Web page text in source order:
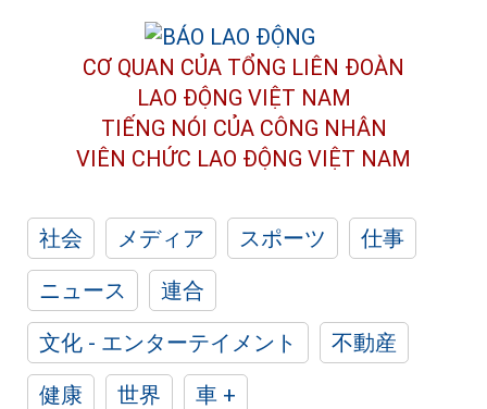
CƠ QUAN CỦA TỔNG LIÊN ĐOÀN
LAO ĐỘNG VIỆT NAM
TIẾNG NÓI CỦA CÔNG NHÂN
VIÊN CHỨC LAO ĐỘNG VIỆT NAM
社会 メディア スポーツ
仕事
ニュース
連合
文化 - エンターテイメント
不動産
健康
世界
車 +